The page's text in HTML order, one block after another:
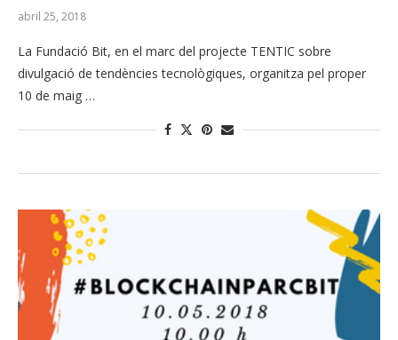
abril 25, 2018
La Fundació Bit, en el marc del projecte TENTIC sobre
divulgació de tendències tecnològiques, organitza pel proper
10 de maig …